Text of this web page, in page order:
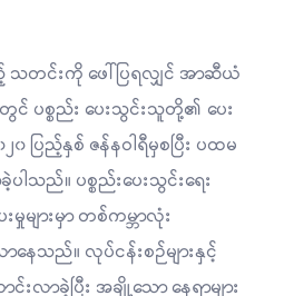
သတင်းကို ဖေါ်ပြရလျှင် အာဆီယံ
ပစ္စည်း ပေးသွင်းသူတို့၏ ပေး
၂၀ ပြည့်နှစ် ဇန်နဝါရီမှစပြီး ပထမ
သည်။ ပစ္စည်းပေးသွင်းရေး
များမှာ တစ်ကမ္ဘာလုံး
နေသည်။ လုပ်ငန်းစဉ်များနှင့်
းလာခဲ့ပြီး အချို့သော နေရာများ